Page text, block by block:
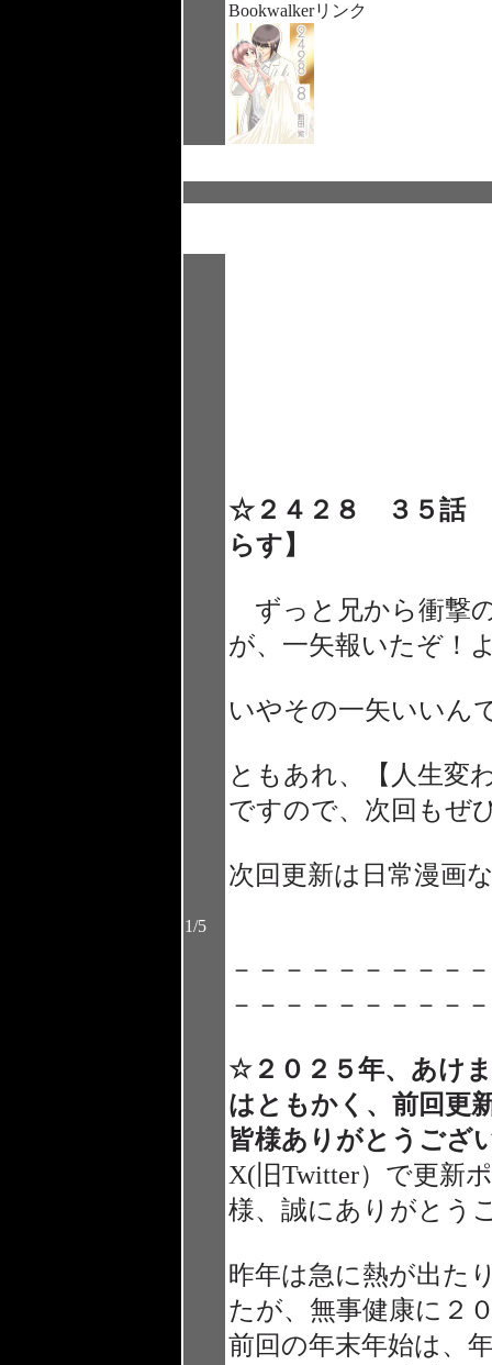
Bookwalkerリンク
1/5
☆２４２８ ３５話
らす】
ずっと兄から衝撃
が、一矢報いたぞ！
いやその一矢いい
ともあれ、【人生変
ですので、次回もぜ
次回更新は日常漫画
－－－－－－－－－
－－－－－－－－－
☆２０２５年、あけ
はともかく、前回更
皆様ありがとうござ
X(旧Twitter）で更新
様、誠にありがとう
昨年は急に熱が出た
たが、無事健康に２
前回の年末年始は、